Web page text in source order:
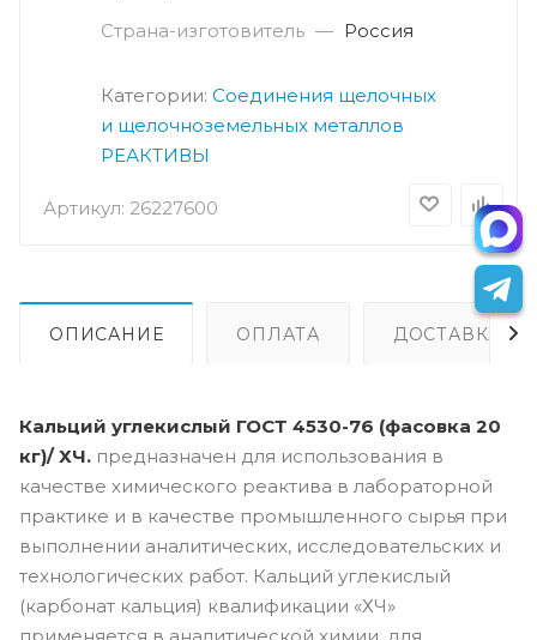
Артикул: 26227600
Страна-изготовитель — Россия
Категории: Соединения щелочных
и щелочноземельных металлов
РЕАКТИВЫ
ОПИСАНИЕ ОПЛАТА ДОСТАВКА
Кальций углекислый ГОСТ 4530-76 (фасовка 20
кг)/ ХЧ. предназначен для использования в
качестве химического реактива в лабораторной
практике и в качестве промышленного сырья при
выполнении аналитических, исследовательских и
технологических работ. Кальций углекислый
(карбонат кальция) квалификации «ХЧ»